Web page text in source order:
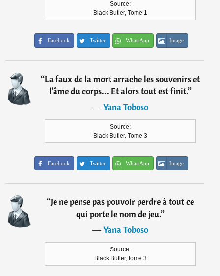
Source:
Black Butler, Tome 1
Facebook Twitter WhatsApp Image
“La faux de la mort arrache les souvenirs et
l'âme du corps... Et alors tout est finit.”
―Yana Toboso
Source:
Black Butler, Tome 3
Facebook Twitter WhatsApp Image
“Je ne pense pas pouvoir perdre à tout ce
qui porte le nom de jeu.”
―Yana Toboso
Source:
Black Butler, tome 3